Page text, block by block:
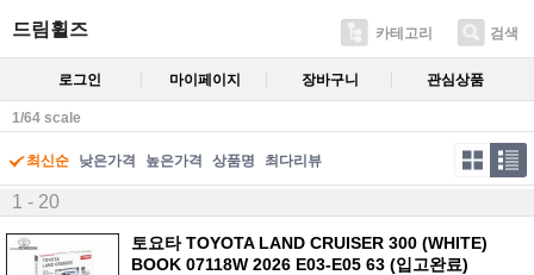
드림휠즈 카테고리 검색
로그인 마이페이지 장바구니 관심상품
1/64 scale
최신순 낮은가격 높은가격 상품명 최다리뷰
1 - 20
토요타 TOYOTA LAND CRUISER 300 (WHITE)
BOOK 07118W 2026 E03-E05 63 (입고완료)